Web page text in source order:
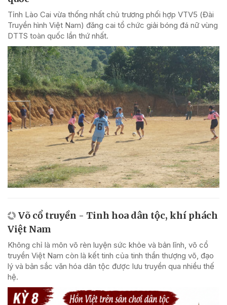
Tỉnh Lào Cai vừa thống nhất chủ trương phối hợp VTV5 (Đài
Truyền hình Việt Nam) đăng cai tổ chức giải bóng đá nữ vùng
DTTS toàn quốc lần thứ nhất.
Võ cổ truyền - Tinh hoa dân tộc, khí phách
Việt Nam
Không chỉ là môn võ rèn luyện sức khỏe và bản lĩnh, võ cổ
truyền Việt Nam còn là kết tinh của tinh thần thượng võ, đạo
lý và bản sắc văn hóa dân tộc được lưu truyền qua nhiều thế
hệ.